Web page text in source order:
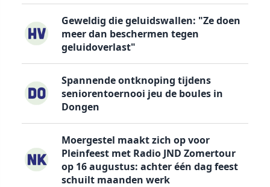
Geweldig die geluidswallen: "Ze doen
meer dan beschermen tegen
geluidoverlast"
Spannende ontknoping tijdens
seniorentoernooi jeu de boules in
Dongen
Moergestel maakt zich op voor
Pleinfeest met Radio JND Zomertour
op 16 augustus: achter één dag feest
schuilt maanden werk